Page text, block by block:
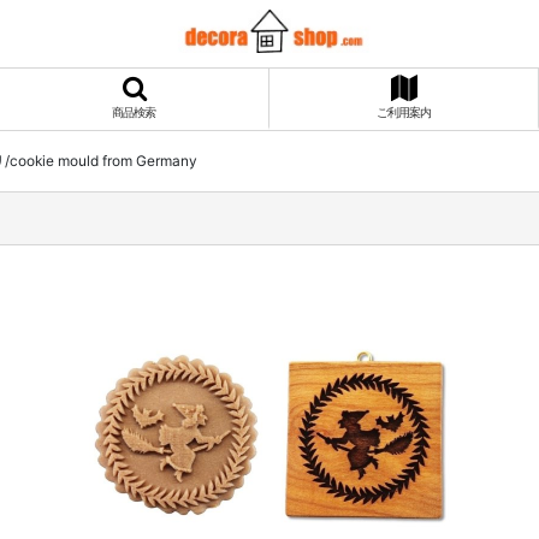
商品検索 ご利用案内
/cookie mould from Germany